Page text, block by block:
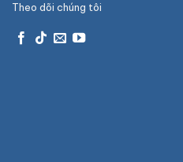
Theo dõi chúng tôi